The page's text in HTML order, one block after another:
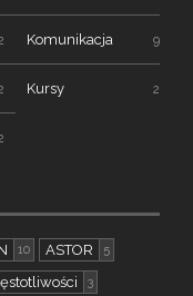
Komunikacja 9
Kursy 2
10 ASTOR 5
3